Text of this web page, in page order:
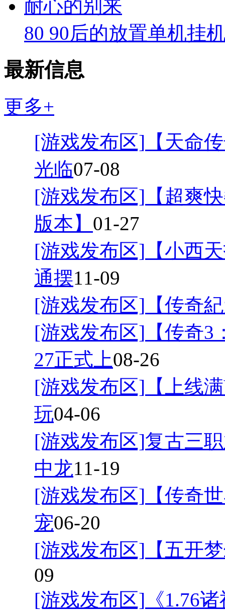
80 90后的放置单机挂
最新信息
更多+
[游戏发布区] 【天命
光临07-08
[游戏发布区] 【超爽
版本】 01-27
[游戏发布区] 【小西
通摆11-09
[游戏发布区] 【传奇
[游戏发布区] 【传奇
27正式上08-26
[游戏发布区] 【上线
玩04-06
[游戏发布区]复古三
中龙11-19
[游戏发布区] 【传奇
宠06-20
[游戏发布区] 【五开
09
[游戏发布区] 《1.76